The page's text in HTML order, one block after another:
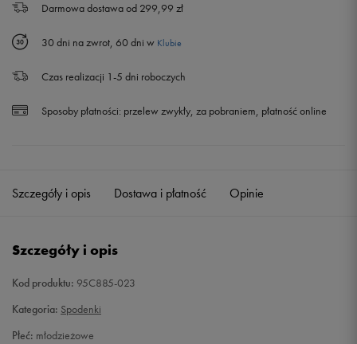
163 - 175 cm
Darmowa dostawa od 299,99 zł
30 dni na zwrot, 60 dni w Klubie
Czas realizacji 1-5 dni roboczych
Sposoby płatności: przelew zwykły, za pobraniem, płatność online
Szczegóły i opis Dostawa i płatność Opinie
Szczegóły i opis
Kod produktu: 95C885-023
Kategoria: Spodenki
Płeć: młodzieżowe